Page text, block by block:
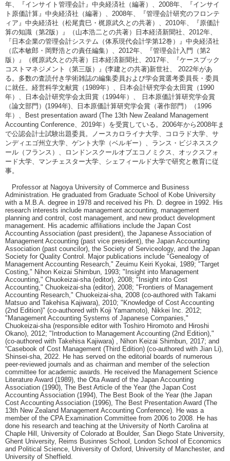
年、『インサイト管理会計』中央経済社（編著）、2008年、『インサイ
ト原価計算』中央経済社（編著）、2008年、『管理会計研究のフロンテ
ィア』中央経済社（松尾貴巳・梶原武久との共著）、2010年、『原価計
算の知識（第2版）』（山本浩二との共著）日本経済新聞社、2012年、
『日本企業の管理会計システム（体系現代会計学第12巻）』中央経済社
（広本敏郎・岡野浩との責任編集）、2012年、『管理会計入門（第2
版）』（梶原武久との共著）日本経済新聞社、2017年、『ケースブック
コストマネジメント（第三版）』(李建との共著)新世社、 2022年があ
る。多数の査読付き学術雑誌の編集委員および学会賞選考委員長・委員
に就任。経営科学文献賞（1989年）、日本会計研究学会太田賞（1990
年）、日本会計研究学会太田賞（1994年）、 日本原価計算研究学会賞
（論文部門）(1994年)、日本原価計算研究学会賞（著作部門）（1996
年）、Best presentation award (The 13th New Zealand Management
Accounting Conference、2019年）を受賞している。2006年から2008年ま
で公認会計士試験出題委員。ノースカロライナ大学、コロラド大学、サ
ンディエゴ州立大学、ゲント大学（ベルギー）、ランス・ビジネススク
ール（フランス）、ロンドンスクールオブエコノミクス、オックスフォ
ード大学、マンチェスター大学、シェフィールド大学で研究と教育に従
事。
Professor at Nagoya University of Commerce and Business
Administration. He graduated from Graduate School of Kobe University
with a M.B.A. degree in 1978 and received his Ph. D. degree in 1992. His
research interests include management accounting, management
planning and control, cost management, and new product development
management. His academic affiliations include the Japan Cost
Accounting Association (past president), the Japanese Association of
Management Accounting (past vice president), the Japan Accounting
Association (past councilor), the Society of Serviceology, and the Japan
Society for Quality Control. Major publications include "Genealogy of
Management Accounting Research," Zeuimu Keiri Kyokai, 1989; "Target
Costing," Nihon Keizai Shimbun, 1993; "Insight into Management
Accounting," Chuokeizai-sha (editor), 2008; "Insight into Cost
Accounting," Chuokeizai-sha (editor), 2008; "Frontiers of Management
Accounting Research," Chuokeizai-sha, 2008 (co-authored with Takami
Matsuo and Takehisa Kajiwara), 2010; "Knowledge of Cost Accounting
(2nd Edition)" (co-authored with Koji Yamamoto), Nikkei Inc. 2012;
"Management Accounting Systems of Japanese Companies,"
Chuokeizai-sha (responsible editor with Toshiro Hiromoto and Hiroshi
Okano), 2012; "Introduction to Management Accounting (2nd Edition),"
(co-authored with Takehisa Kajiwara) , Nihon Keizai Shimbun, 2017; and
“Casebook of Cost Management (Third Edition) (co-authored with Jian Li),
Shinsei-sha, 2022. He has served on the editorial boards of numerous
peer-reviewed journals and as chairman and member of the selection
committee for academic awards. He received the Management Science
Literature Award (1989), the Ota Award of the Japan Accounting
Association (1990), The Best Article of the Year (the Japan Cost
Accounting Association (1994), The Best Book of the Year (the Japan
Cost Accounting Association (1996), The Best Presentation Award (The
13th New Zealand Management Accounting Conference). He was a
member of the CPA Examination Committee from 2006 to 2008. He has
done his research and teaching at the University of North Carolina at
Chaple Hill, University of Colorado at Boulder, San Diego State University,
Ghent University, Reims Businnes School, London School of Economics
and Political Science, University of Oxford, University of Manchester, and
University of Sheffield.